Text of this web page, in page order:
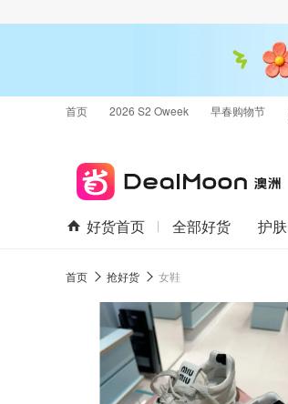
首页 2026 S2 Oweek 早春购物节
好货首页 全部好货 护肤
首页 抢好货 女鞋